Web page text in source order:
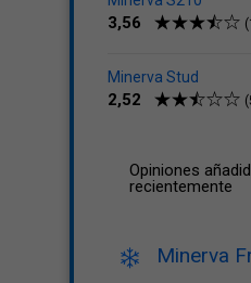
3,56
Minerva Stud
2,52
Opiniones
recientemente
Minerva